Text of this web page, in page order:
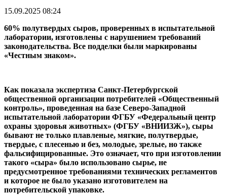
15.09.2025 08:24
60% полутвердых сыров, проверенных в испытательной
лаборатории, изготовлены с нарушением требований
законодательства. Все подделки были маркированы
«Честным знаком».
Как показала экспертиза Санкт-Петербургской
общественной организации потребителей «Общественный
контроль», проведенная на базе Северо-Западной
испытательной лаборатории ФГБУ «Федеральный центр
охраны здоровья животных» (ФГБУ «ВНИИЗЖ»), сыры
бывают не только плавленые, мягкие, полутвердые,
твердые, с плесенью и без, молодые, зрелые, но также
фальсифицированные. Это означает, что при изготовлении
такого «сыра» было использовано сырье, не
предусмотренное требованиями технических регламентов
и которое не было указано изготовителем на
потребительской упаковке.